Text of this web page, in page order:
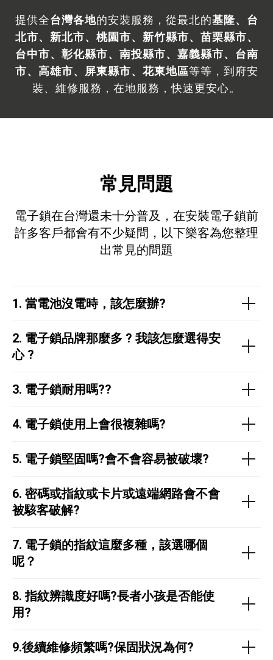
提供全台灣各地的安裝服務，從最北的基隆、台
北市、新北市、桃園市、新竹縣市、苗栗縣市、
台中市、彰化縣市、南投縣市、嘉義縣市、台南
市、高雄市、屏東縣市、花東地區等等，到府安
裝、維修服務，在地服務，快速更安心。
常見問題
電子鎖在台灣還未十分普及，在安裝電子鎖前
許多客戶都會有不少疑問，以下樂客為您整理
出常見的問題
1. 當電池沒電時，該怎麼辦?
2. 電子鎖品牌那麼多 ? 我該怎麼選得安
心 ?
3. 電子鎖耐用嗎??
4. 電子鎖使用上會很複雜嗎?
5. 電子鎖堅固嗎?會不會容易被破壞?
6.密碼或指紋或卡片或遠端網路會不會
被駭客破解?
7. 電子鎖的指紋這麼多種，該選哪個
呢？
8. 指紋辨識度好嗎?長者小孩是否能使
用?
9.後續維修頻繁嗎?保固狀況為何?